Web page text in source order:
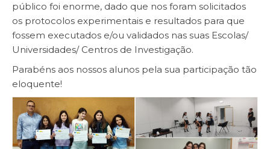
público foi enorme, dado que nos foram solicitados
os protocolos experimentais e resultados para que
fossem executados e/ou validados nas suas Escolas/
Universidades/ Centros de Investigação.
Parabéns aos nossos alunos pela sua participação tão
eloquente!